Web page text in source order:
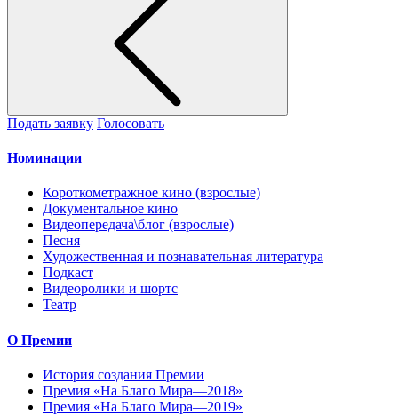
Подать заявку Голосовать
Номинации
Короткометражное кино (взрослые)
Документальное кино
Видеопередача\блог (взрослые)
Песня
Художественная и познавательная литература
Подкаст
Видеоролики и шортс
Театр
О Премии
История создания Премии
Премия «На Благо Мира—2018»
Премия «На Благо Мира—2019»